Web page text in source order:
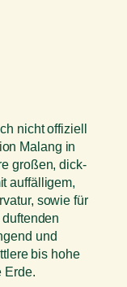
nicht offiziell
Malang in
großen, dick-
auffälligem,
sowie für
und
bis hohe
Erde.